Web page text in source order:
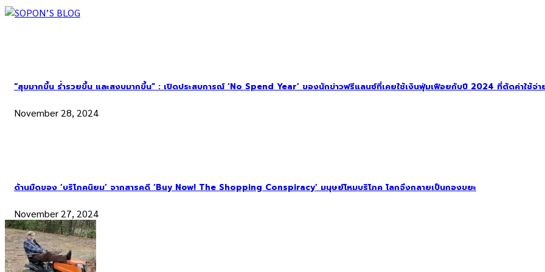
“สุขมากขึ้น ร่ำรวยขึ้น และสงบมากขึ้น” : เปิดประสบการณ์ ‘No Spend Year’ ของนักข่าวฟรีแลนซ์ที่เคยใช้เงินฟุ่มเฟือยกับปี 2024 ที่ตัดค่าใช้จ่า
November 28, 2024
ด้านมืดของ ‘บริโภคนิยม’ จากสารคดี ‘Buy Now! The Shopping Conspiracy’ มนุษย์โหมบริโภค โลกจึงกลายเป็นกองขยะ
November 27, 2024